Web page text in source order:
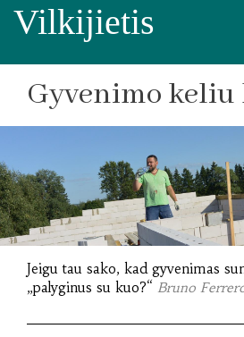
Vilkijietis
Gyvenimo
Jeigu tau sako, kad gyvenimas
„palyginus su kuo?“ Bruno